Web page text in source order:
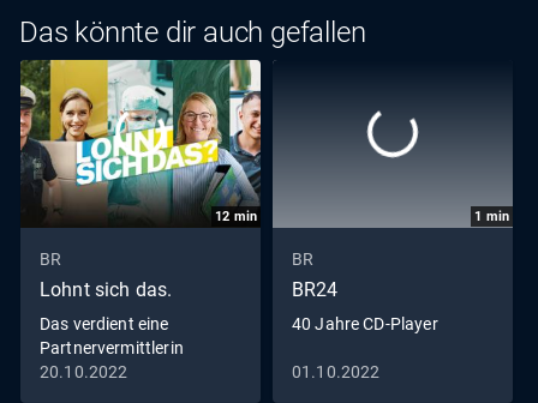
Das könnte dir auch gefallen
12 min
BR
Lohnt sich das.
Das verdient eine
Partnervermittlerin
20.10.2022
1 min
BR
BR24
40 Jahre CD-Player
01.10.2022